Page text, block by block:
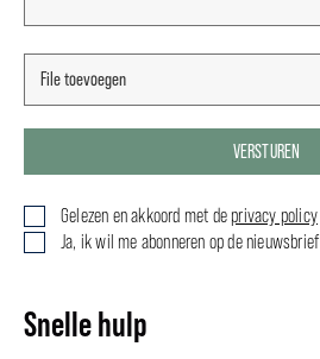
VERSTUREN
Gelezen en akkoord met de privacy policy
Ja, ik wil me abonneren op de nieuwsbrief
Snelle hulp